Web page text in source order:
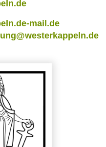
mail.de